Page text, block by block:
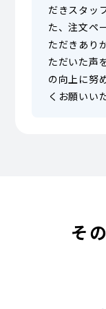
だきスタッ
た、注文ペ
ただきあり
ただいた声
の向上に努
くお願いい
そ